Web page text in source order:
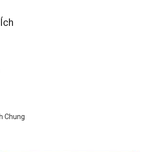
Chung